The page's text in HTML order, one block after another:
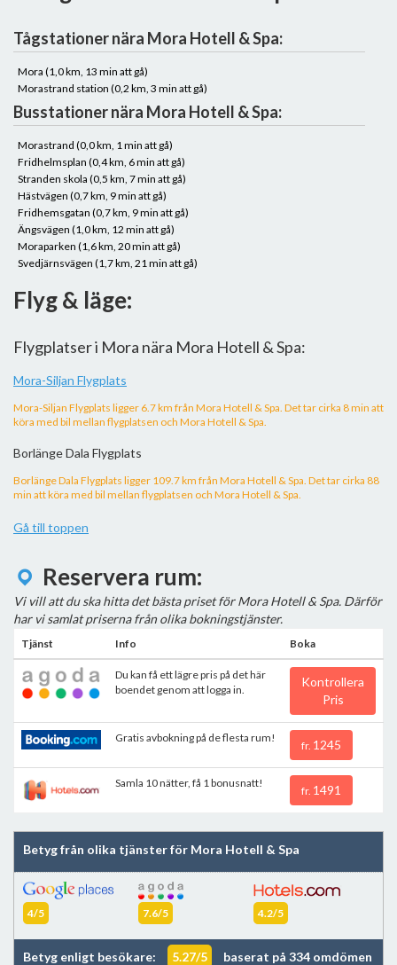
Tågstationer nära Mora Hotell & Spa:
Mora (1,0 km, 13 min att gå)
Morastrand station (0,2 km, 3 min att gå)
Busstationer nära Mora Hotell & Spa:
Morastrand (0,0 km, 1 min att gå)
Fridhelmsplan (0,4 km, 6 min att gå)
Stranden skola (0,5 km, 7 min att gå)
Hästvägen (0,7 km, 9 min att gå)
Fridhemsgatan (0,7 km, 9 min att gå)
Ängsvägen (1,0 km, 12 min att gå)
Moraparken (1,6 km, 20 min att gå)
Svedjärnsvägen (1,7 km, 21 min att gå)
Flyg & läge:
Flygplatser i Mora nära Mora Hotell & Spa:
Mora-Siljan Flygplats
Mora-Siljan Flygplats ligger 6.7 km från Mora Hotell & Spa. Det tar cirka 8 min att
köra med bil mellan flygplatsen och Mora Hotell & Spa.
Borlänge Dala Flygplats
Borlänge Dala Flygplats ligger 109.7 km från Mora Hotell & Spa. Det tar cirka 88
min att köra med bil mellan flygplatsen och Mora Hotell & Spa.
Gå till toppen
Reservera rum:
Vi vill att du ska hitta det bästa priset för Mora Hotell & Spa. Därför
har vi samlat priserna från olika bokningstjänster.
Tjänst Info Boka
Du kan få ett lägre pris på det här
boendet genom att logga in.
Kontrollera
Pris
Gratis avbokning på de flesta rum!
fr. 1245
Samla 10 nätter, få 1 bonusnatt!
fr. 1491
Betyg från olika tjänster för Mora Hotell & Spa
4/5 7.6/5 4.2/5
Betyg enligt besökare: 5.27/5 baserat på 334 omdömen